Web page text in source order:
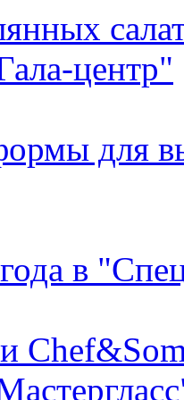
центр"
для
в